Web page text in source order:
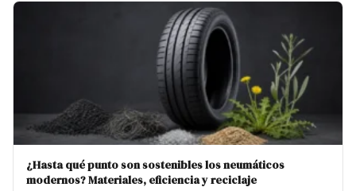
¿Hasta qué punto son sostenibles los neumáticos
modernos? Materiales, eficiencia y reciclaje